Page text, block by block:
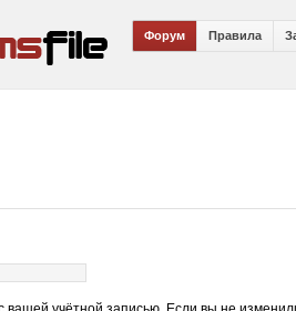
Форум Правила